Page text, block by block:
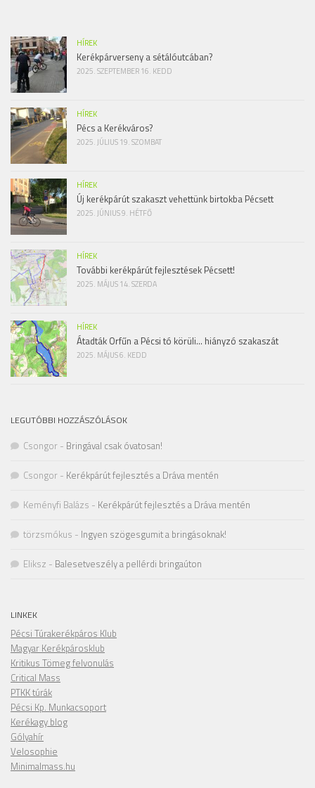
HÍREK
Kerékpárverseny a sétálóutcában?
2025. SZEPTEMBER 16. KEDD
HÍREK
Pécs a Kerékváros?
2025. JÚLIUS 19. SZOMBAT
HÍREK
Új kerékpárút szakaszt vehettünk birtokba Pécsett
2025. JÚNIUS 9. HÉTFŐ
HÍREK
További kerékpárút fejlesztések Pécsett!
2025. MÁJUS 14. SZERDA
HÍREK
Átadták Orfűn a Pécsi tó körüli… hiányzó szakaszát
2025. MÁJUS 6. KEDD
LEGUTÓBBI HOZZÁSZÓLÁSOK
Csongor - Bringával csak óvatosan!
Csongor - Kerékpárút fejlesztés a Dráva mentén
Keményfi Balázs - Kerékpárút fejlesztés a Dráva mentén
törzsmókus - Ingyen szögesgumit a bringásoknak!
Eliksz - Balesetveszély a pellérdi bringaúton
LINKEK
Pécsi Túrakerékpáros Klub
Magyar Kerékpárosklub
Kritikus Tömeg felvonulás
Critical Mass
PTKK túrák
Pécsi Kp. Munkacsoport
Kerékagy blog
Gólyahír
Velosophie
Minimalmass.hu